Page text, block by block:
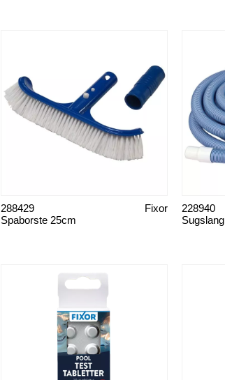
Spaborste 25cm
Fixor
288429 228940